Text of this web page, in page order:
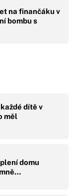
na finančáku v
bombu s
dítě v
měl
domu